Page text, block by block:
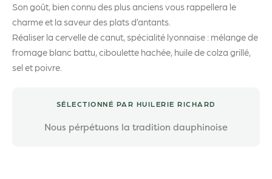
Son goût, bien connu des plus anciens vous rappellera le
charme et la saveur des plats d’antants.
Réaliser la cervelle de canut, spécialité lyonnaise : mélange de
fromage blanc battu, ciboulette hachée, huile de colza grillé,
sel et poivre.
SÉLECTIONNÉ PAR HUILERIE RICHARD
Nous pérpétuons la tradition dauphinoise